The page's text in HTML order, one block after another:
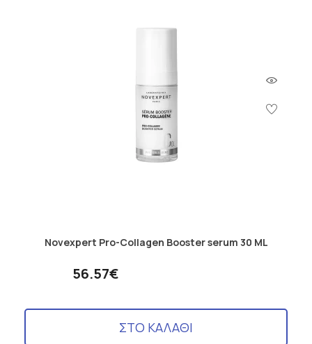
Novexpert Pro-Collagen Booster serum 30 ML
56.57€
ΣΤΟ ΚΑΛΑΘΙ